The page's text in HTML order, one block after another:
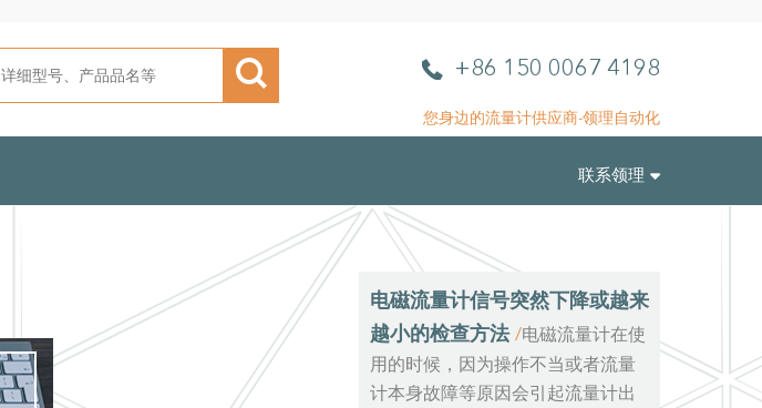
u
n
电
话
+86 150 0067 4198
您身边的流量计供应商-领理自动化
联系领理
电磁流量计信号突然下降或越来
越小的检查方法 /电磁流量计在使
用的时候，因为操作不当或者流量
计本身故障等原因会引起流量计出